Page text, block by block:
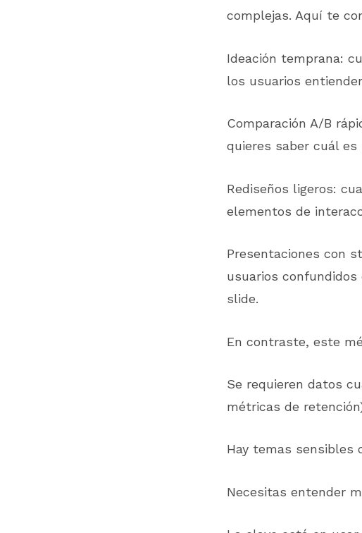
complejas. Aquí te
Ideación temprana:
los usuarios
Comparación A/B
quieres saber cuál
Rediseños ligeros:
elementos de
Presentaciones con
usuarios
slide.
En contraste, este
Se requieren datos
métricas de
Hay temas sensibles
Necesitas entender